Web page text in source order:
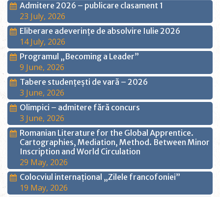
Admitere 2026 – publicare clasament 1
23 July, 2026
Eliberare adeverințe de absolvire Iulie 2026
14 July, 2026
Programul „Becoming a Leader”
9 June, 2026
Tabere studențești de vară – 2026
3 June, 2026
Olimpici – admitere fără concurs
3 June, 2026
Romanian Literature for the Global Apprentice.
Cartographies, Mediation, Method. Between Minor
Inscription and World Circulation
29 May, 2026
Colocviul internațional „Zilele francofoniei”
19 May, 2026